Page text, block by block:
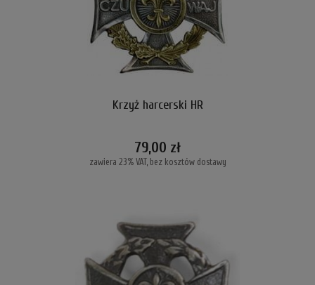
Krzyż harcerski HR
79,00 zł
zawiera 23% VAT, bez kosztów dostawy